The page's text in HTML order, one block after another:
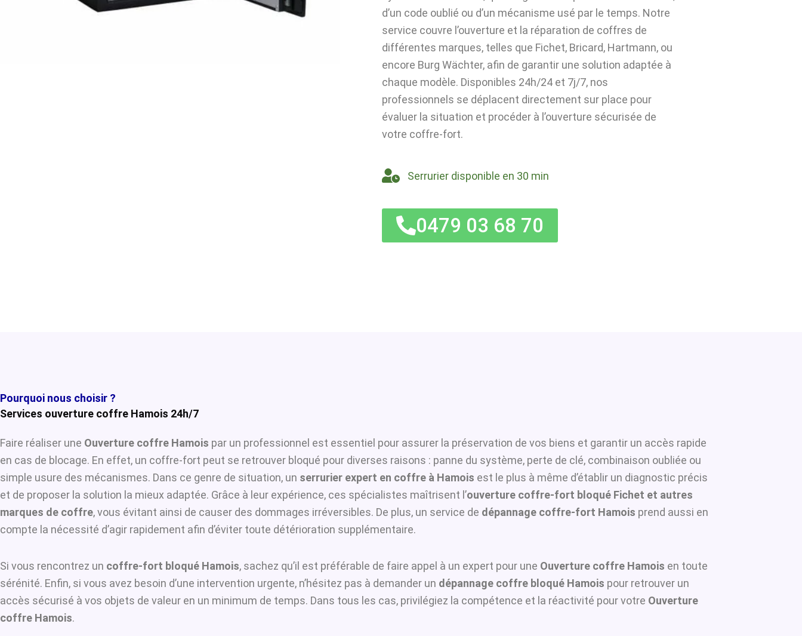
d’un code oublié ou d’un mécanisme usé par le temps. Notre
service couvre l’ouverture et la réparation de coffres de
différentes marques, telles que Fichet, Bricard, Hartmann, ou
encore Burg Wächter, afin de garantir une solution adaptée à
chaque modèle. Disponibles 24h/24 et 7j/7, nos
professionnels se déplacent directement sur place pour
évaluer la situation et procéder à l’ouverture sécurisée de
votre coffre-fort.
Serrurier disponible en 30 min
0479 03 68 70
Pourquoi nous choisir ?
Services ouverture coffre Hamois 24h/7
Faire réaliser une Ouverture coffre Hamois par un professionnel est essentiel pour assurer la préservation de vos biens et garantir un accès rapide
en cas de blocage. En effet, un coffre-fort peut se retrouver bloqué pour diverses raisons : panne du système, perte de clé, combinaison oubliée ou
simple usure des mécanismes. Dans ce genre de situation, un serrurier expert en coffre à Hamois est le plus à même d’établir un diagnostic précis
et de proposer la solution la mieux adaptée. Grâce à leur expérience, ces spécialistes maîtrisent l’ouverture coffre-fort bloqué Fichet et autres
marques de coffre, vous évitant ainsi de causer des dommages irréversibles. De plus, un service de dépannage coffre-fort Hamois prend aussi en
compte la nécessité d’agir rapidement afin d’éviter toute détérioration supplémentaire.
Si vous rencontrez un coffre-fort bloqué Hamois, sachez qu’il est préférable de faire appel à un expert pour une Ouverture coffre Hamois en toute
sérénité. Enfin, si vous avez besoin d’une intervention urgente, n’hésitez pas à demander un dépannage coffre bloqué Hamois pour retrouver un
accès sécurisé à vos objets de valeur en un minimum de temps. Dans tous les cas, privilégiez la compétence et la réactivité pour votre Ouverture
coffre Hamois.